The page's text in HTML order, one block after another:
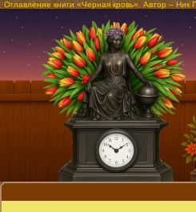
Оглавление книги «Черная кровь». Автор – Ник